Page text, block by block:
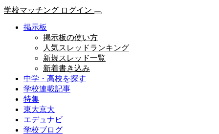
学校マッチング ログイン
掲示板
掲示板の使い方
人気スレッドランキング
新規スレッド一覧
新着書き込み
中学・高校を探す
学校連載記事
特集
東大京大
エデュナビ
学校ブログ